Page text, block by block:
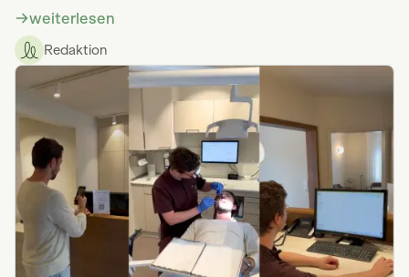
weiterlesen
Redaktion